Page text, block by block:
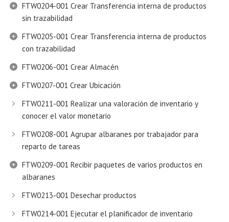
FTW0204-001 Crear Transferencia interna de productos
sin trazabilidad
FTW0205-001 Crear Transferencia interna de productos
con trazabilidad
FTW0206-001 Crear Almacén
FTW0207-001 Crear Ubicación
FTW0211-001 Realizar una valoración de inventario y
conocer el valor monetario
FTW0208-001 Agrupar albaranes por trabajador para
reparto de tareas
FTW0209-001 Recibir paquetes de varios productos en
albaranes
FTW0213-001 Desechar productos
FTW0214-001 Ejecutar el planificador de inventario